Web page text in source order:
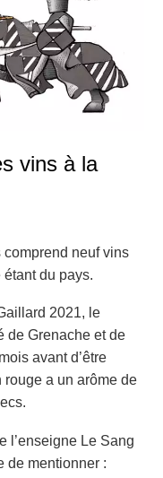
vins à la
comprend neuf vins
du pays.
2021, le
de Grenache et de
avant d’être
rouge a un arôme de
l’enseigne Le Sang
de mentionner :